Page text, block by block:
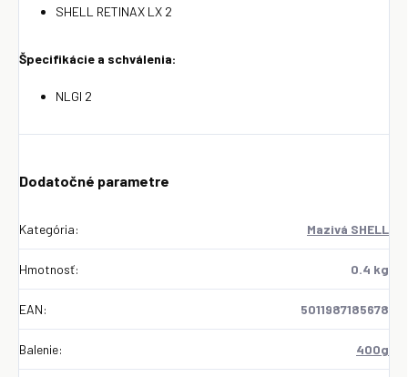
SHELL RETINAX LX 2
Špecifikácie a schválenia:
NLGI 2
Dodatočné parametre
Kategória: Mazivá SHELL
Hmotnosť: 0.4 kg
EAN: 5011987185678
Balenie: 400g